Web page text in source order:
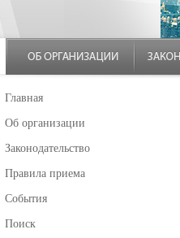
Главная
Об организации
Законодательство
Правила приема
События
Поиск